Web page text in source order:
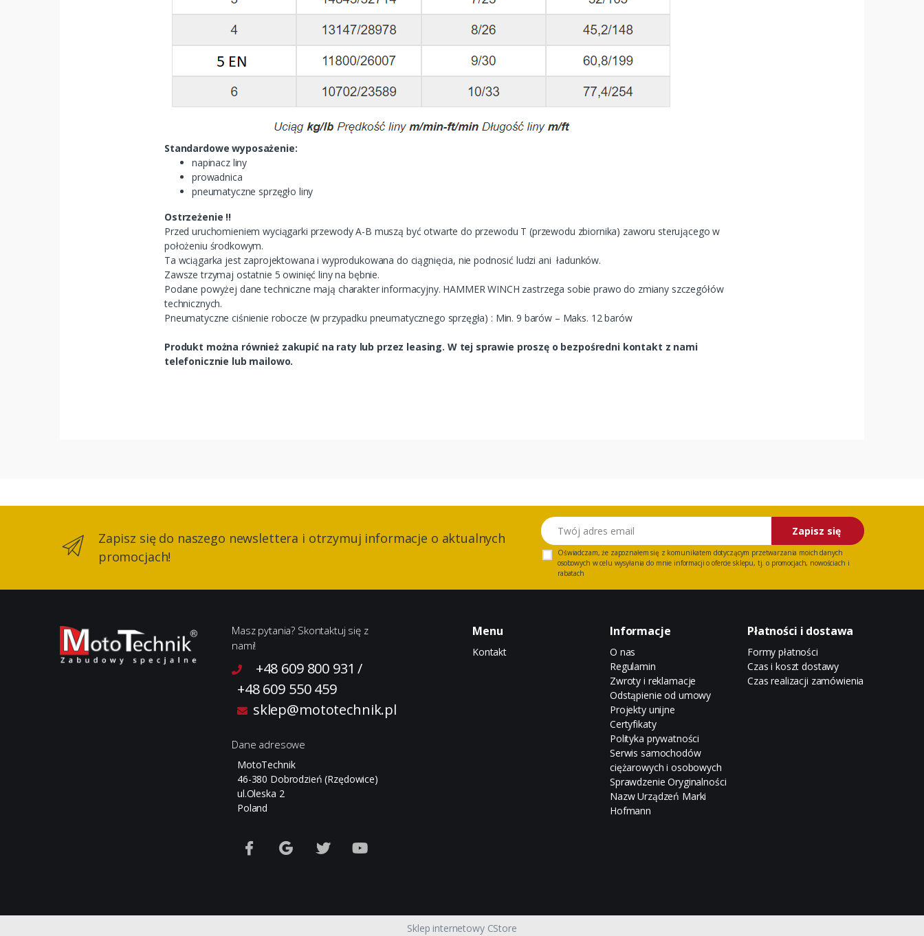
Standardowe wyposażenie:
napinacz liny
prowadnica
pneumatyczne sprzęgło liny
Ostrzeżenie !!
Przed uruchomieniem wyciągarki przewody A-B muszą być otwarte do przewodu T (przewodu zbiornika) zaworu sterującego w
położeniu środkowym.
Ta wciągarka jest zaprojektowana i wyprodukowana do ciągnięcia, nie podnosić ludzi ani ładunków.
Zawsze trzymaj ostatnie 5 owinięć liny na bębnie.
Podane powyżej dane techniczne mają charakter informacyjny. HAMMER WINCH zastrzega sobie prawo do zmiany szczegółów
technicznych.
Pneumatyczne ciśnienie robocze (w przypadku pneumatycznego sprzęgła) : Min. 9 barów – Maks. 12 barów
Produkt można również zakupić na raty lub przez leasing. W tej sprawie proszę o bezpośredni kontakt z nami
telefonicznie lub mailowo.
Zapisz się do naszego newslettera i otrzymuj informacje o aktualnych
promocjach!
Twój adres email
Zapisz się
Oświadczam, że zapoznałem się z komunikatem dotyczącym przetwarzania moich danych
osobowych w celu wysyłania do mnie informacji o ofercie sklepu, tj. o promocjach, nowościach i
rabatach
Masz pytania? Skontaktuj się z
nami!
+48 609 800 931 /
+48 609 550 459
sklep@mototechnik.pl
Dane adresowe
MotoTechnik
46-380 Dobrodzień (Rzędowice)
ul.Oleska 2
Poland
Menu
Kontakt
Informacje
O nas
Regulamin
Zwroty i reklamacje
Odstąpienie od umowy
Projekty unijne
Certyfikaty
Polityka prywatności
Serwis samochodów
ciężarowych i osobowych
Sprawdzenie Oryginalności
Nazw Urządzeń Marki
Hofmann
Płatności i dostawa
Formy płatności
Czas i koszt dostawy
Czas realizacji zamówienia
Sklep internetowy CStore